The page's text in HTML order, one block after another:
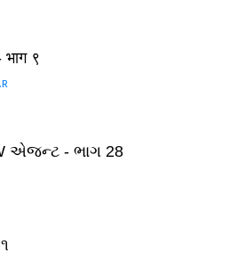
९
એજન્ટ - ભાગ 28